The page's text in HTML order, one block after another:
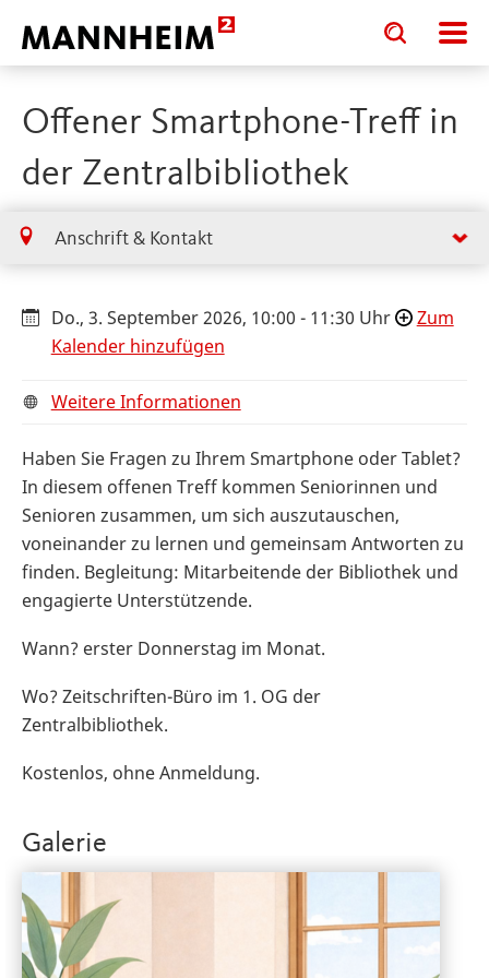
Toggle
search
input
Toggle
search
input
Offener Smartphone-Treff in
der Zentralbibliothek
Anschrift & Kontakt
Do., 3. September 2026, 10:00 - 11:30 Uhr
Zum
Kalender hinzufügen
Weitere Informationen
Haben Sie Fragen zu Ihrem Smartphone oder Tablet?
In diesem offenen Treff kommen Seniorinnen und
Senioren zusammen, um sich auszutauschen,
voneinander zu lernen und gemeinsam Antworten zu
finden. Begleitung: Mitarbeitende der Bibliothek und
engagierte Unterstützende.
Wann? erster Donnerstag im Monat.
Wo? Zeitschriften-Büro im 1. OG der
Zentralbibliothek.
Kostenlos, ohne Anmeldung.
Galerie